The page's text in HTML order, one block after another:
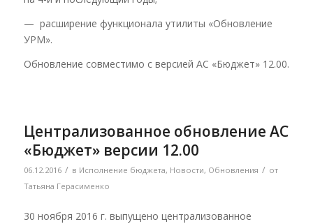
— расширение функционала утилиты «Обновление
УРМ».
Обновление совместимо с версией АС «Бюджет» 12.00.
Централизованное обновление АС
«Бюджет» версии 12.00
06.12.2016 / в Исполнение бюджета, Новости, Обновления / от
Татьяна Герасименко
30 ноября 2016 г. выпущено централизованное